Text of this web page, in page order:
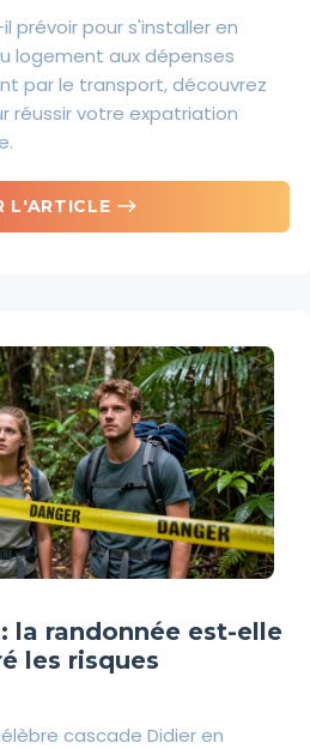
prévoir pour s'installer en
logement aux dépenses
par le transport, découvrez
réussir votre expatriation
L'ARTICLE east
la randonnée est-elle
les risques
cascade Didier en